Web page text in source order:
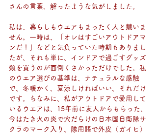
さんの言葉、解ったような気がしました。
私は、暮らしもウエアもまったく人と競いま
せん。一時は、「オレはすごいアウトドアマ
ンだ！」などと気負っていた時期もありまし
たが、それも単に、インドアで過ごすグッズ
類を買うのが面倒くさかっただけでした。私
のウエア選びの基準は、ナチュラルな感触
で、冬暖かく、夏涼しければいい、それだけ
です。ちなみに、私がアウトドアで愛用して
いるウエアは、15年前に友人からもらった、
今はたき火の炎で穴だらけの日本国自衛隊サ
クラのマーク入り、隊用語で外皮（ガイヒ）